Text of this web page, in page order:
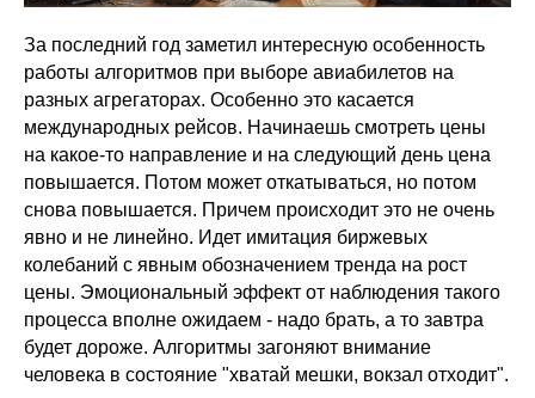
За последний год заметил интересную особенность
работы алгоритмов при выборе авиабилетов на
разных агрегаторах. Особенно это касается
международных рейсов. Начинаешь смотреть цены
на какое-то направление и на следующий день цена
повышается. Потом может откатываться, но потом
снова повышается. Причем происходит это не очень
явно и не линейно. Идет имитация биржевых
колебаний с явным обозначением тренда на рост
цены. Эмоциональный эффект от наблюдения такого
процесса вполне ожидаем - надо брать, а то завтра
будет дороже. Алгоритмы загоняют внимание
человека в состояние "хватай мешки, вокзал отходит".